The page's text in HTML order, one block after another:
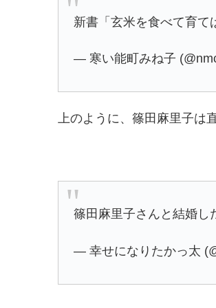
新書「玄米を食べて育て
— 寒い能町みね子
上のように、篠田麻里子は
篠田麻里子さんと結婚し
— 幸せになりたかっ太